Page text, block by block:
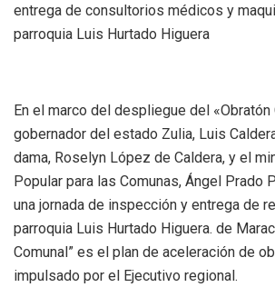
entrega de consultorios médicos y
parroquia Luis Hurtado Higuera
En el marco del despliegue del «Obratón
gobernador del estado Zulia, Luis
dama, Roselyn López de Caldera, y el
Popular para las Comunas, Ángel Prado
una jornada de inspección y entrega de
parroquia Luis Hurtado Higuera. de
Comunal” es el plan de aceleración de
impulsado por el Ejecutivo regional.